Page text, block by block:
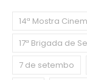
14ª Mostra
17ª Brigada de
7 de setembo